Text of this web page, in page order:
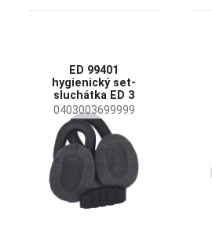
ED 99401
hygienický set-
sluchátka ED 3
0403003699999